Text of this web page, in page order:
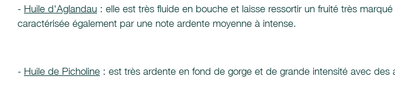
- Huile d'Aglandau : elle est très fluide en bouche et laisse ressortir un fruité très
caractérisée également par une note ardente moyenne à intense.
- Huile de Picholine : est très ardente en fond de gorge et de grande intensité avec